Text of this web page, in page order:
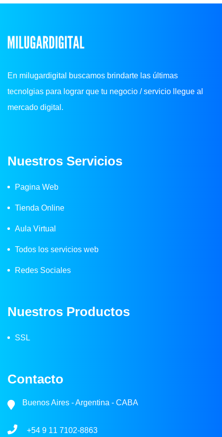
En milugardigital buscamos brindarte las últimas
tecnolgias para lograr que tu negocio / servicio llegue al
mercado digital.
Nuestros Servicios
Pagina Web
Tienda Online
Aula Virtual
Todos los servicios web
Redes Sociales
Nuestros Productos
SSL
Contacto
Buenos Aires - Argentina - CABA
+54 9 11 7102-8863